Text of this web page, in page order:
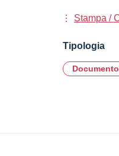
Stampa /
Tipologia